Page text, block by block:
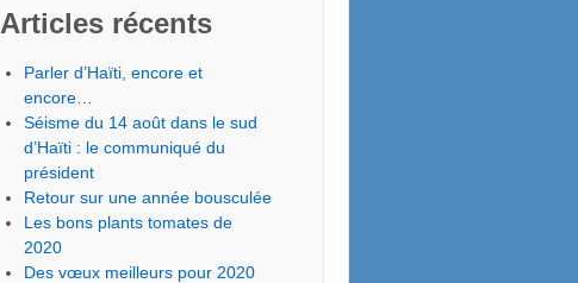
Articles récents
Parler d’Haïti, encore et
encore…
Séisme du 14 août dans le sud
d’Haïti : le communiqué du
président
Retour sur une année bousculée
Les bons plants tomates de
2020
Des vœux meilleurs pour 2020